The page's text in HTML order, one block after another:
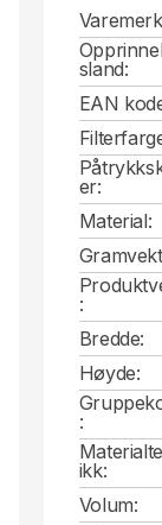
sland:
EAN
er:
Material:
:
Bredde:
Høyde:
:
ikk:
Volum: